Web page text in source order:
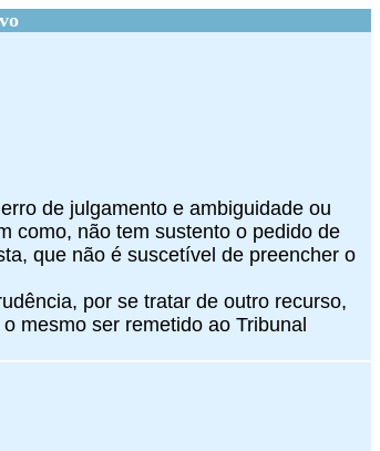
de julgamento e ambiguidade ou
como, não tem sustento o pedido de
que não é suscetível de preencher o
por se tratar de outro recurso,
mesmo ser remetido ao Tribunal